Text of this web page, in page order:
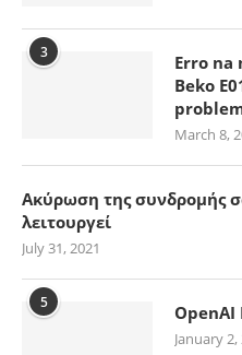
3
Erro na
Beko
March 8,
Ακύρωση της συνδρομής
λειτουργεί
July 31, 2021
5 OpenAI
January 2,